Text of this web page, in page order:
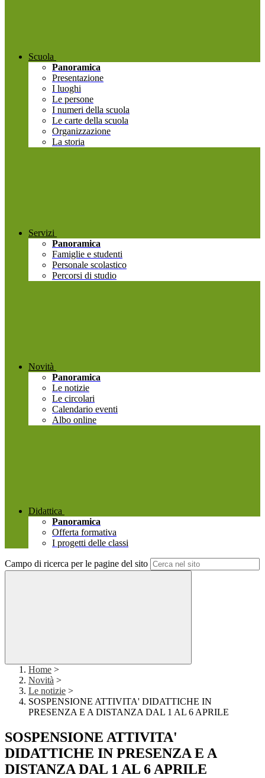
Scuola
Panoramica
Presentazione
I luoghi
Le persone
I numeri della scuola
Le carte della scuola
Organizzazione
La storia
Servizi
Panoramica
Famiglie e studenti
Personale scolastico
Percorsi di studio
Novità
Panoramica
Le notizie
Le circolari
Calendario eventi
Albo online
Didattica
Panoramica
Offerta formativa
I progetti delle classi
Campo di ricerca per le pagine del sito
Home >
Novità >
Le notizie >
SOSPENSIONE ATTIVITA' DIDATTICHE IN
PRESENZA E A DISTANZA DAL 1 AL 6 APRILE
SOSPENSIONE ATTIVITA'
DIDATTICHE IN PRESENZA E A
DISTANZA DAL 1 AL 6 APRILE